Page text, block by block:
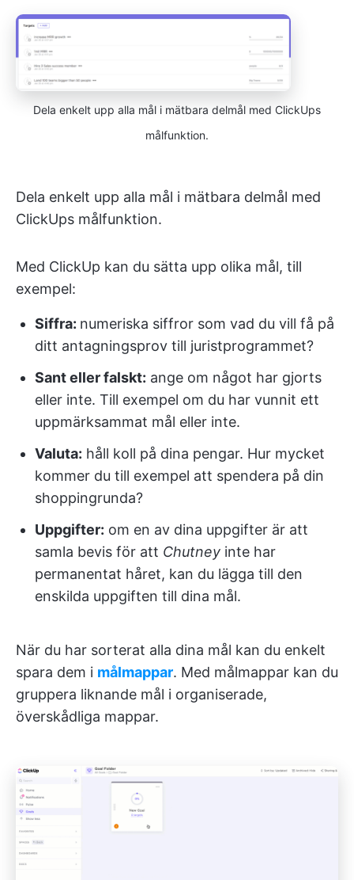
Dela enkelt upp alla mål i mätbara delmål med ClickUps
målfunktion.
Dela enkelt upp alla mål i mätbara delmål med
ClickUps målfunktion.
Med ClickUp kan du sätta upp olika mål, till
exempel:
Siffra: numeriska siffror som vad du vill få på
ditt antagningsprov till juristprogrammet?
Sant eller falskt: ange om något har gjorts
eller inte. Till exempel om du har vunnit ett
uppmärksammat mål eller inte.
Valuta: håll koll på dina pengar. Hur mycket
kommer du till exempel att spendera på din
shoppingrunda?
Uppgifter: om en av dina uppgifter är att
samla bevis för att Chutney inte har
permanentat håret, kan du lägga till den
enskilda uppgiften till dina mål.
När du har sorterat alla dina mål kan du enkelt
spara dem i målmappar. Med målmappar kan du
gruppera liknande mål i organiserade,
överskådliga mappar.